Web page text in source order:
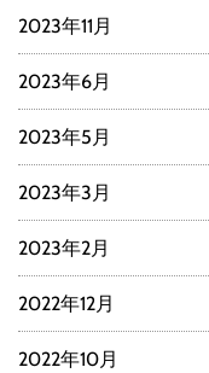
2023年11月
2023年6月
2023年5月
2023年3月
2023年2月
2022年12月
2022年10月